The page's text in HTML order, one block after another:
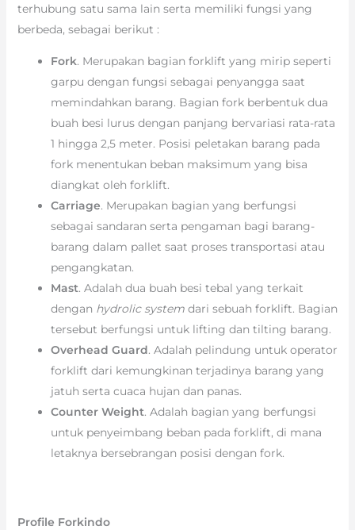
terhubung satu sama lain serta memiliki fungsi yang
berbeda, sebagai berikut :
Fork. Merupakan bagian forklift yang mirip seperti
garpu dengan fungsi sebagai penyangga saat
memindahkan barang. Bagian fork berbentuk dua
buah besi lurus dengan panjang bervariasi rata-rata
1 hingga 2,5 meter. Posisi peletakan barang pada
fork menentukan beban maksimum yang bisa
diangkat oleh forklift.
Carriage. Merupakan bagian yang berfungsi
sebagai sandaran serta pengaman bagi barang-
barang dalam pallet saat proses transportasi atau
pengangkatan.
Mast. Adalah dua buah besi tebal yang terkait
dengan hydrolic systemdari sebuah forklift. Bagian
tersebut berfungsi untuk lifting dan tilting barang.
Overhead Guard. Adalah pelindung untuk operator
forklift dari kemungkinan terjadinya barang yang
jatuh serta cuaca hujan dan panas.
Counter Weight. Adalah bagian yang berfungsi
untuk penyeimbang beban pada forklift, di mana
letaknya bersebrangan posisi dengan fork.
Profile Forkindo